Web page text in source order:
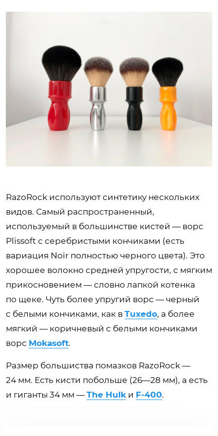
RazoRock используют синтетику нескольких
видов. Самый распространенный,
используемый в большинстве кистей — ворс
Plissoft с серебристыми кончиками (есть
вариация Noir полностью черного цвета). Это
хорошее волокно средней упругости, с мягким
прикосновением — словно лапкой котенка
по щеке. Чуть более упругий ворс — черный
с белыми кончиками, как в Tuxedo, а более
мягкий — коричневый с белыми кончиками
ворс Mokasoft.
Размер большиства помазков RazoRock —
24 мм. Есть кисти побольше (26—28 мм), а есть
и гиганты 34 мм — The Hulk и F-400.